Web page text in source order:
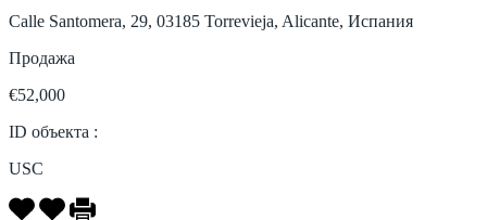
Calle Santomera, 29, 03185 Torrevieja, Alicante, Испания
Продажа
€52,000
ID объекта :
USC